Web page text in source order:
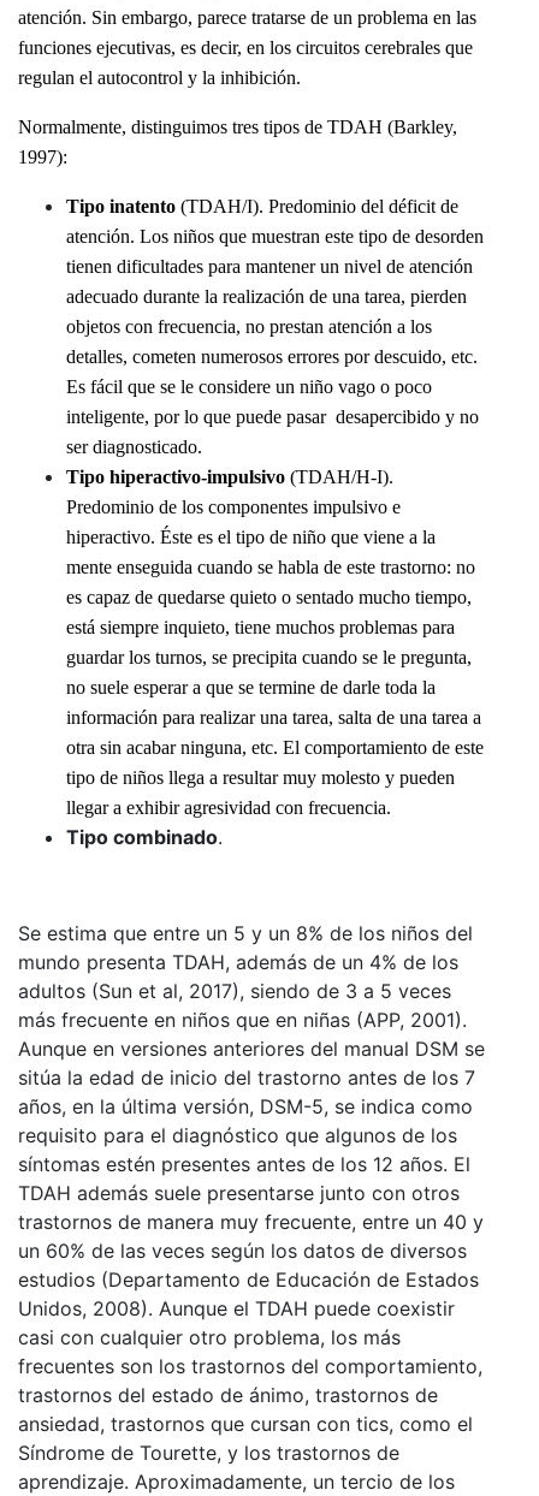
atención. Sin embargo, parece tratarse de un problema en las
funciones ejecutivas, es decir, en los circuitos cerebrales que
regulan el autocontrol y la inhibición.
Normalmente, distinguimos tres tipos de TDAH (Barkley,
1997):
Tipo inatento (TDAH/I). Predominio del déficit de
atención. Los niños que muestran este tipo de desorden
tienen dificultades para mantener un nivel de atención
adecuado durante la realización de una tarea, pierden
objetos con frecuencia, no prestan atención a los
detalles, cometen numerosos errores por descuido, etc.
Es fácil que se le considere un niño vago o poco
inteligente, por lo que puede pasar desapercibido y no
ser diagnosticado.
Tipo hiperactivo-impulsivo (TDAH/H-I).
Predominio de los componentes impulsivo e
hiperactivo. Éste es el tipo de niño que viene a la
mente enseguida cuando se habla de este trastorno: no
es capaz de quedarse quieto o sentado mucho tiempo,
está siempre inquieto, tiene muchos problemas para
guardar los turnos, se precipita cuando se le pregunta,
no suele esperar a que se termine de darle toda la
información para realizar una tarea, salta de una tarea a
otra sin acabar ninguna, etc. El comportamiento de este
tipo de niños llega a resultar muy molesto y pueden
llegar a exhibir agresividad con frecuencia.
Tipo combinado.
Se estima que entre un 5 y un 8% de los niños del
mundo presenta TDAH, además de un 4% de los
adultos (Sun et al, 2017), siendo de 3 a 5 veces
más frecuente en niños que en niñas (APP, 2001).
Aunque en versiones anteriores del manual DSM se
sitúa la edad de inicio del trastorno antes de los 7
años, en la última versión, DSM-5, se indica como
requisito para el diagnóstico que algunos de los
síntomas estén presentes antes de los 12 años. El
TDAH además suele presentarse junto con otros
trastornos de manera muy frecuente, entre un 40 y
un 60% de las veces según los datos de diversos
estudios (Departamento de Educación de Estados
Unidos, 2008). Aunque el TDAH puede coexistir
casi con cualquier otro problema, los más
frecuentes son los trastornos del comportamiento,
trastornos del estado de ánimo, trastornos de
ansiedad, trastornos que cursan con tics, como el
Síndrome de Tourette, y los trastornos de
aprendizaje. Aproximadamente, un tercio de los